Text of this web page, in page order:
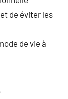
de éviter les
de vie à